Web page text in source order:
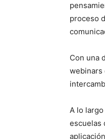
proceso
Con una
webinars
A lo
escuelas